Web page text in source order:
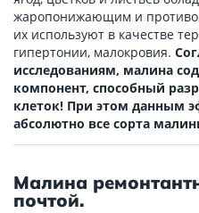
жаропонижающим и
их используют в качестве
гипертонии, малокровия.
исследованиям, малина
компонент, способный
клеток! При этом данным
абсолютно все сорта
Малина
почтой.